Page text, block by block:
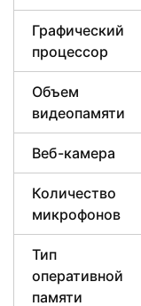
Графический
процессор
Объем
видеопамяти
Веб-камера
Количество
микрофонов
Тип
оперативной
памяти